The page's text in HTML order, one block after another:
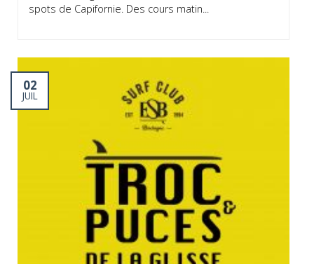
spots de Capifornie. Des cours matin...
02
JUIL